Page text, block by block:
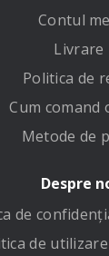
Contul
Livrare
Politica de
Cum comand
Metode de
Despre
de
de